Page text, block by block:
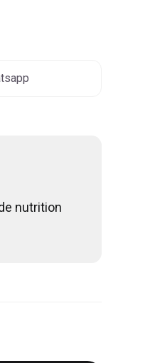
nutrition